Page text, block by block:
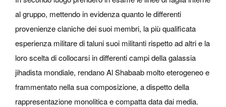
al gruppo, mettendo in evidenza quanto le differenti
provenienze claniche dei suoi membri, la più qualificata
esperienza militare di taluni suoi militanti rispetto ad altri e la
loro scelta di collocarsi in differenti campi della galassia
jihadista mondiale, rendano Al Shabaab molto eterogeneo e
frammentato nella sua composizione, a dispetto della
rappresentazione monolitica e compatta data dai media.